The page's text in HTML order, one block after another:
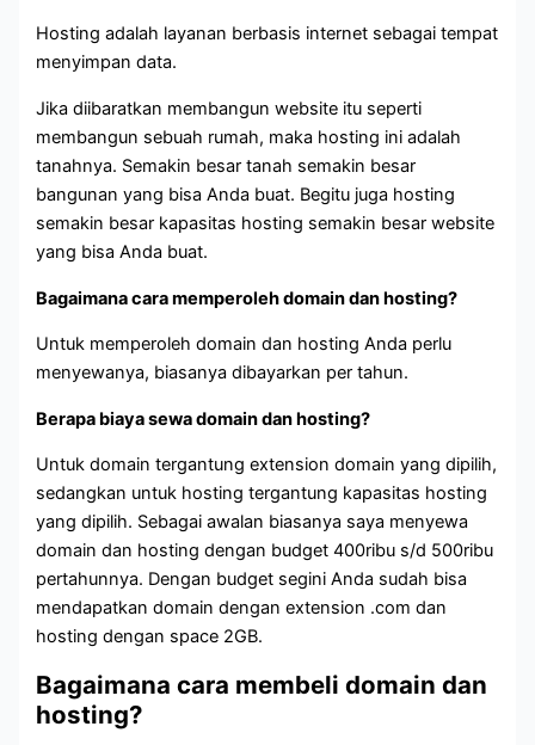
Hosting adalah layanan berbasis internet sebagai tempat
menyimpan data.
Jika diibaratkan membangun website itu seperti
membangun sebuah rumah, maka hosting ini adalah
tanahnya. Semakin besar tanah semakin besar
bangunan yang bisa Anda buat. Begitu juga hosting
semakin besar kapasitas hosting semakin besar website
yang bisa Anda buat.
Bagaimana cara memperoleh domain dan hosting?
Untuk memperoleh domain dan hosting Anda perlu
menyewanya, biasanya dibayarkan per tahun.
Berapa biaya sewa domain dan hosting?
Untuk domain tergantung extension domain yang dipilih,
sedangkan untuk hosting tergantung kapasitas hosting
yang dipilih. Sebagai awalan biasanya saya menyewa
domain dan hosting dengan budget 400ribu s/d 500ribu
pertahunnya. Dengan budget segini Anda sudah bisa
mendapatkan domain dengan extension .com dan
hosting dengan space 2GB.
Bagaimana cara membeli domain dan
hosting?